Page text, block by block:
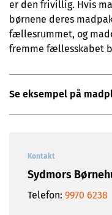
er den frivillig. Hvis
børnene deres
fællesrummet, og
fremme fællesskabet
Se eksempel på
Kontakt
Sydmors
Telefon: 9970 6238